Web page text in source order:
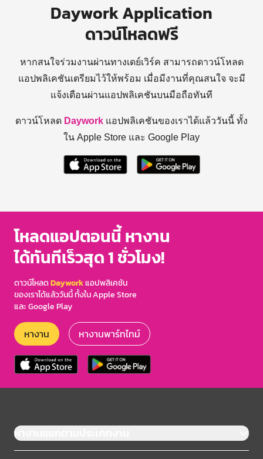
Daywork Application
ดาวน์โหลดฟรี
หากสนใจร่วมงานผ่านทางเดย์เวิร์ค สามารถดาวน์โหลด
แอปพลิเคชันเตรียมไว้ให้พร้อม เมื่อมีงานที่คุณสนใจ จะมี
แจ้งเตือนผ่านแอปพลิเคชันบนมือถือทันที
ดาวน์โหลด Daywork แอปพลิเคชันของเราได้แล้ววันนี้ ทั้ง
ใน Apple Store และ Google Play
โหลดแอปตอนนี้ หางาน
ได้ทันทีเร็วสุด 1 ชั่วโมง!
ดาวน์โหลดDayworkแอปพลิเคชัน
ของเราได้แล้ววันนี้ ทั้งใน Apple Store
และ Google Play
หางาน หางานพาร์ทไทม์
หางานแยกตามประเภทงาน